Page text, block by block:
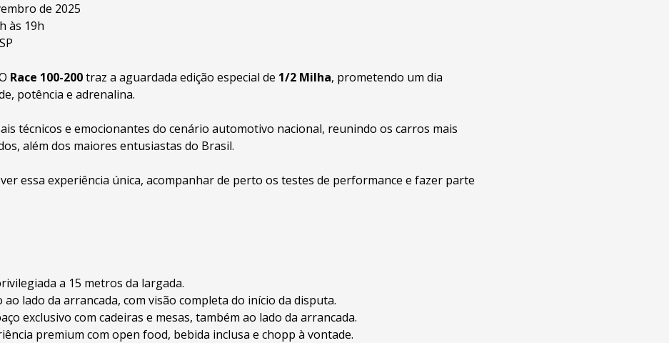
de 2025
às 19h
Race 100-200traz a aguardada edição especial de 1/2 Milha, prometendo um dia
potência e adrenalina.
técnicos e emocionantes do cenário automotivo nacional, reunindo os carros mais
além dos maiores entusiastas do Brasil.
essa experiência única, acompanhar de perto os testes de performance e fazer parte
a 15 metros da largada.
ao lado da arrancada, com visão completa do início da disputa.
exclusivo com cadeiras e mesas, também ao lado da arrancada.
premium com open food, bebida inclusa e chopp à vontade.